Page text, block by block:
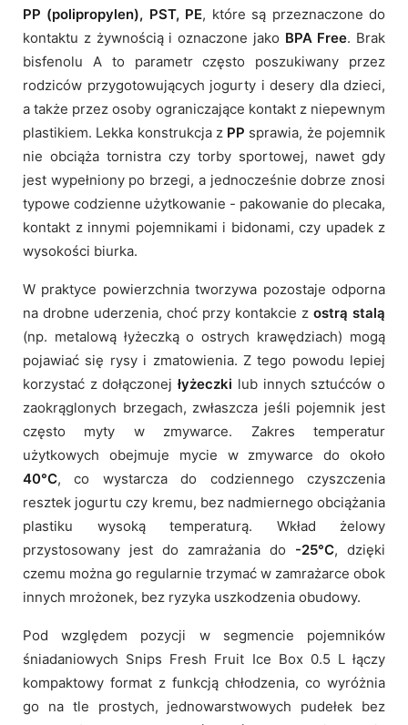
PP (polipropylen), PST, PE, które są przeznaczone do
kontaktu z żywnością i oznaczone jako BPA Free. Brak
bisfenolu A to parametr często poszukiwany przez
rodziców przygotowujących jogurty i desery dla dzieci,
a także przez osoby ograniczające kontakt z niepewnym
plastikiem. Lekka konstrukcja z PP sprawia, że pojemnik
nie obciąża tornistra czy torby sportowej, nawet gdy
jest wypełniony po brzegi, a jednocześnie dobrze znosi
typowe codzienne użytkowanie - pakowanie do plecaka,
kontakt z innymi pojemnikami i bidonami, czy upadek z
wysokości biurka.
W praktyce powierzchnia tworzywa pozostaje odporna
na drobne uderzenia, choć przy kontakcie z ostrą stalą
(np. metalową łyżeczką o ostrych krawędziach) mogą
pojawiać się rysy i zmatowienia. Z tego powodu lepiej
korzystać z dołączonejłyżeczki lub innych sztućców o
zaokrąglonych brzegach, zwłaszcza jeśli pojemnik jest
często myty w zmywarce. Zakres temperatur
użytkowych obejmuje mycie w zmywarce do około
40°C, co wystarcza do codziennego czyszczenia
resztek jogurtu czy kremu, bez nadmiernego obciążania
plastiku wysoką temperaturą. Wkład żelowy
przystosowany jest do zamrażania do -25°C, dzięki
czemu można go regularnie trzymać w zamrażarce obok
innych mrożonek, bez ryzyka uszkodzenia obudowy.
Pod względem pozycji w segmencie pojemników
śniadaniowych Snips Fresh Fruit Ice Box 0.5 L łączy
kompaktowy format z funkcją chłodzenia, co wyróżnia
go na tle prostych, jednowarstwowych pudełek bez